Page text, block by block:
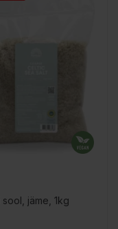
sool, jäme, 1kg